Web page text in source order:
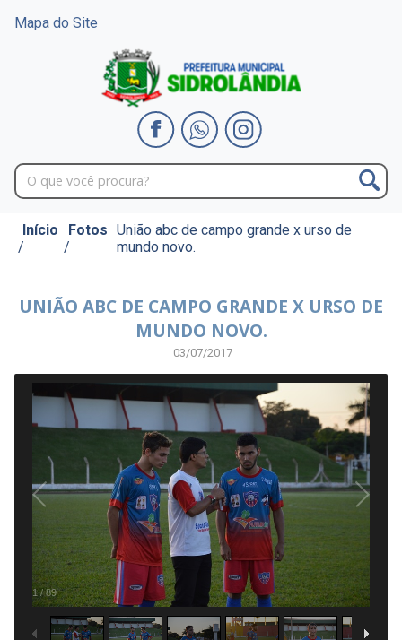
Mapa do Site
Início
/
Fotos
/
União abc de campo grande x urso de
mundo novo.
UNIÃO ABC DE CAMPO GRANDE X URSO DE
MUNDO NOVO.
03/07/2017
1/89